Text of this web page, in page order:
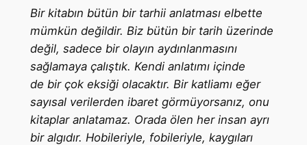
Bir kitabın bütün bir tarhii anlatması elbette
mümkün değildir. Biz bütün bir tarih üzerinde
değil, sadece bir olayın aydınlanmasını
sağlamaya çalıştık. Kendi anlatımı içinde
de bir çok eksiği olacaktır. Bir katliamı eğer
sayısal verilerden ibaret görmüyorsanız, onu
kitaplar anlatamaz. Orada ölen her insan ayrı
bir algıdır. Hobileriyle, fobileriyle, kaygıları